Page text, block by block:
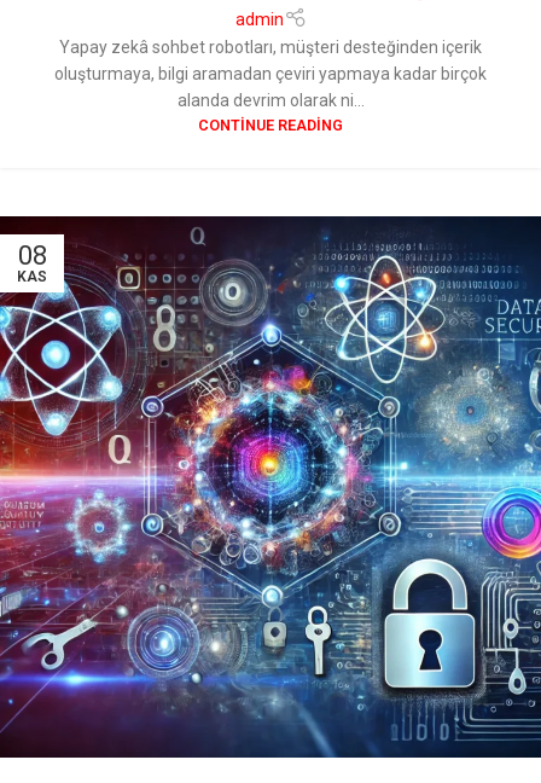
admin
Yapay zekâ sohbet robotları, müşteri desteğinden içerik
oluşturmaya, bilgi aramadan çeviri yapmaya kadar birçok
alanda devrim olarak ni...
CONTINUE READING
08
KAS